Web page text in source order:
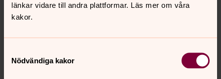
länkar vidare till andra plattformar. Läs mer om våra
kakor.
Nödvändiga kakor
Ta mig till Tillgänglighetsdatabasen